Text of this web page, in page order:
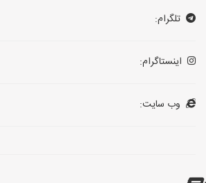
تلگرام:
اینستاگرام:
وب سایت: